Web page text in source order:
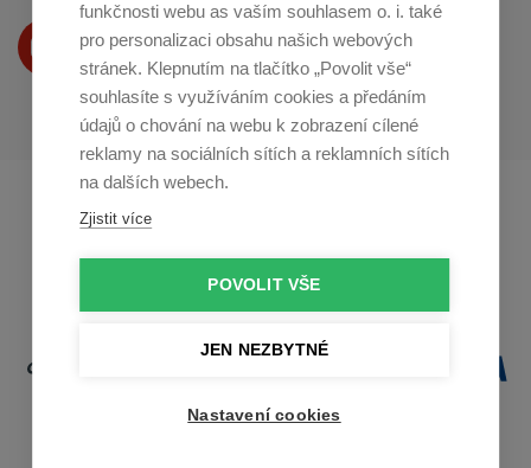
funkčnosti webu as vaším souhlasem o. i. také
pro personalizaci obsahu našich webových
stránek. Klepnutím na tlačítko „Povolit vše“
souhlasíte s využíváním cookies a předáním
údajů o chování na webu k zobrazení cílené
reklamy na sociálních sítích a reklamních sítích
na dalších webech.
Zjistit více
POVOLIT VŠE
JEN NEZBYTNÉ
Nastavení cookies
Produkty Vám představujeme
na Youtube
Profikuchar.sk